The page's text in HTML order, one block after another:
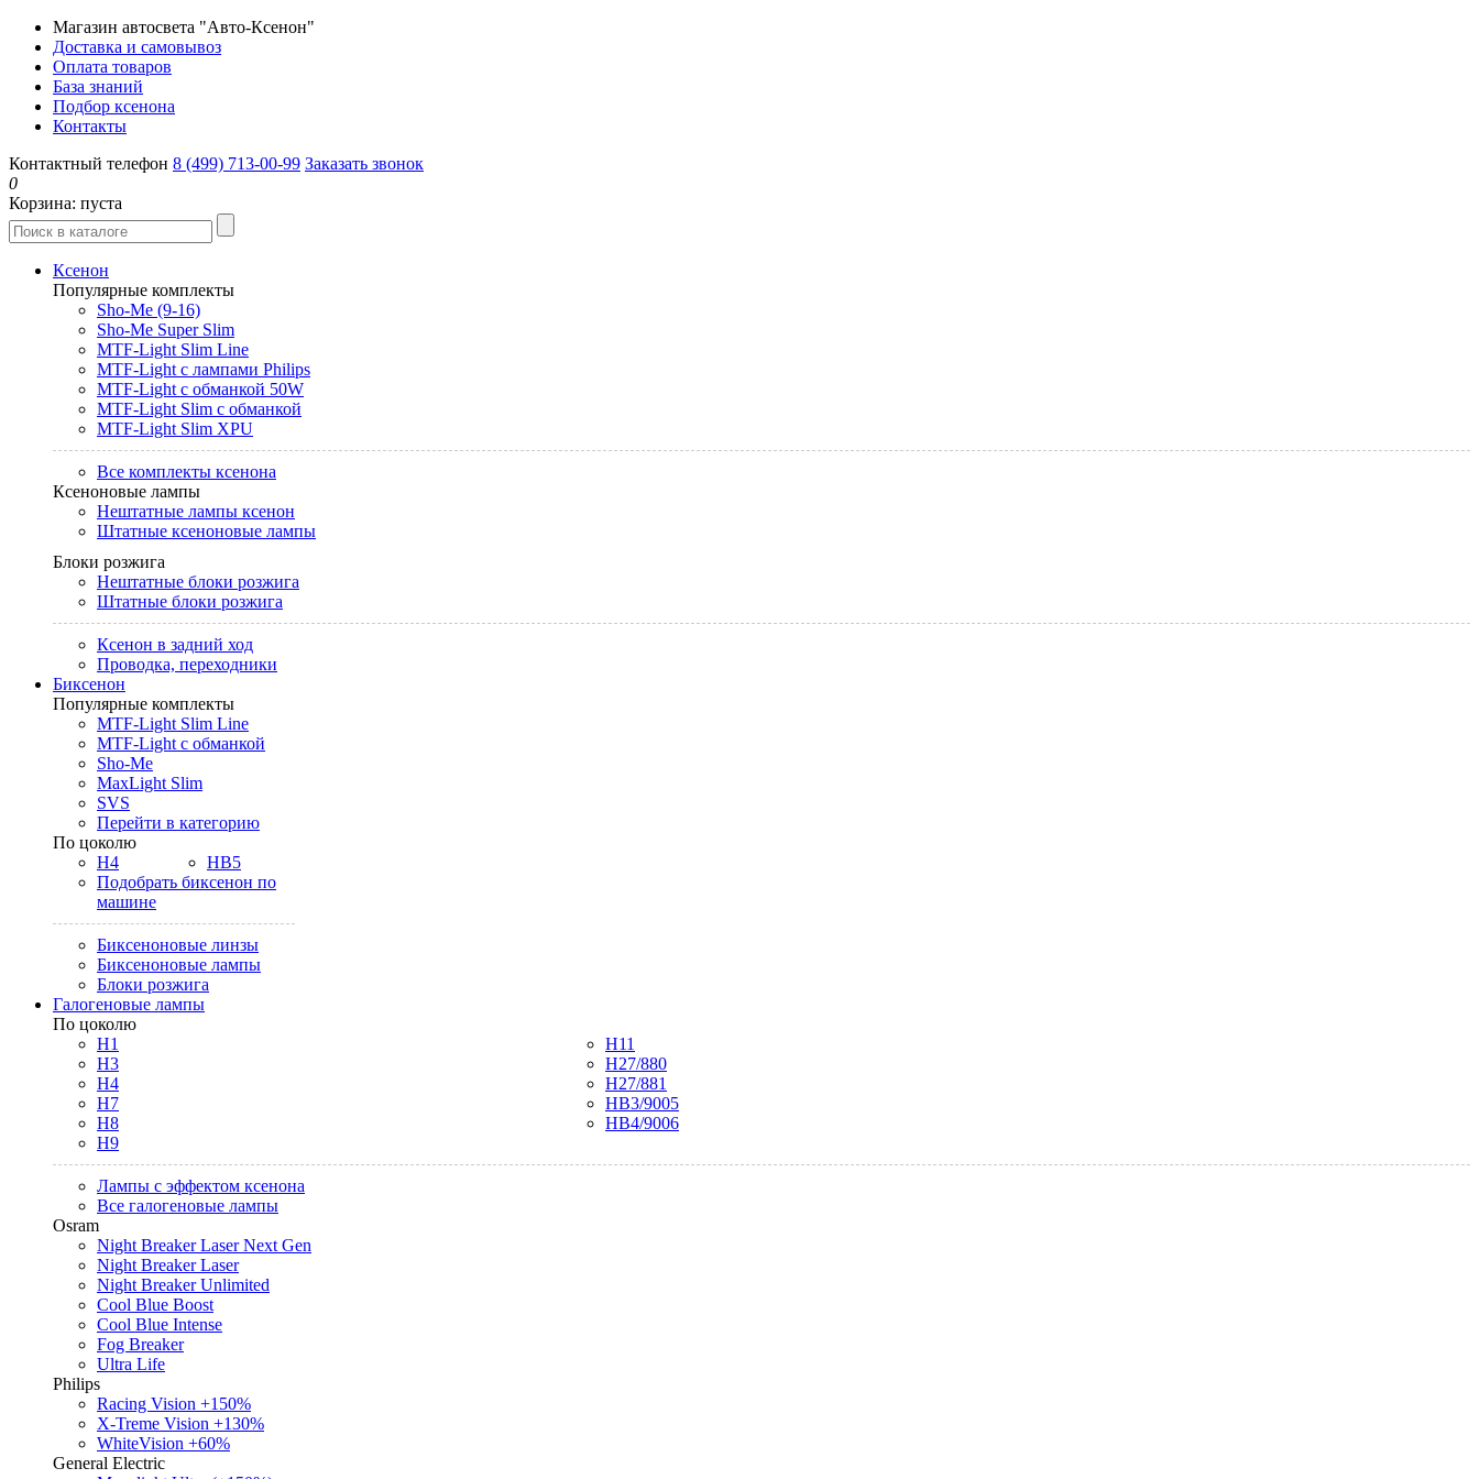
Магазин автосвета "Авто-Ксенон"
Доставка и самовывоз
Оплата товаров
База знаний
Подбор ксенона
Контакты
Контактный телефон 8 (499) 713-00-99 Заказать звонок
0
Корзина: пуста
Ксенон
Популярные комплекты
Sho-Me (9-16)
Sho-Me Super Slim
MTF-Light Slim Line
MTF-Light с лампами Philips
MTF-Light с обманкой 50W
MTF-Light Slim с обманкой
MTF-Light Slim XPU
Все комплекты ксенона
Ксеноновые лампы
Нештатные лампы ксенон
Штатные ксеноновые лампы
Блоки розжига
Нештатные блоки розжига
Штатные блоки розжига
Ксенон в задний ход
Проводка, переходники
Биксенон
Популярные комплекты
MTF-Light Slim Line
MTF-Light с обманкой
Sho-Me
MaxLight Slim
SVS
Перейти в категорию
По цоколю
H4
HB5
Подобрать биксенон по
машине
Биксеноновые линзы
Биксеноновые лампы
Блоки розжига
Галогеновые лампы
По цоколю
H1
H3
H4
H7
H8
H9
H11
H27/880
H27/881
HB3/9005
HB4/9006
Лампы с эффектом ксенона
Все галогеновые лампы
Osram
Night Breaker Laser Next Gen
Night Breaker Laser
Night Breaker Unlimited
Cool Blue Boost
Cool Blue Intense
Fog Breaker
Ultra Life
Philips
Racing Vision +150%
X-Treme Vision +130%
WhiteVision +60%
General Electric